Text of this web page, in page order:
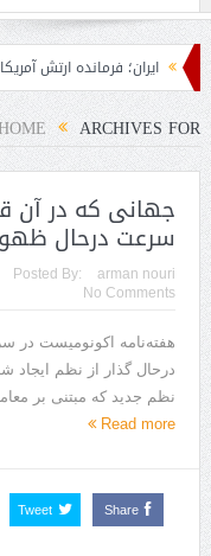
ایران؛ فرمانده ارتش آمریکا
ARCHIVES FOR فوریه 2025
جهانی که در آن
سرعت درحال
Posted By: arman nouri
No Comments
هفته‌نامه اکونومیست در
درحال گذار از نظم
نظم جدید که مبتنی بر
Read more
Share
Tweet